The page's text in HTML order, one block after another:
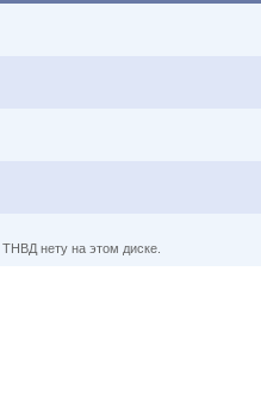
нету на этом диске.